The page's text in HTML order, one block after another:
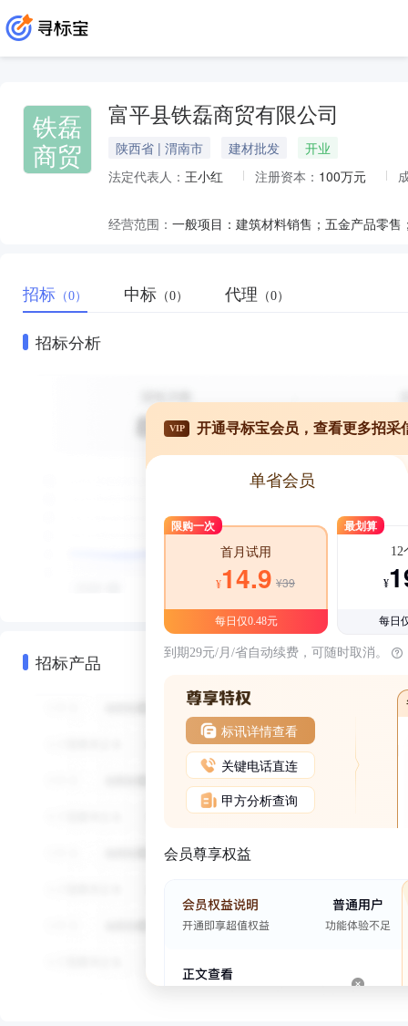
铁磊
商贸
富平县铁磊商贸有限公司
陕西省 | 渭南市 建材批发
开业
法定代表人： 王小红 注册资本： 100万元
经营范围：
招标 （0） 中标 （0） 代理 （0）
招标分析
招标产品
VIP 开通寻标宝会员，查看更多招采
单省会员
限购一次
首月试用
¥14.9 ¥39
每日仅0.48元
最划算
12
¥
每日
到期29元/月/省自动续费，可随时取消。
标讯详情查看
关键电话直连
甲方分析查询
会员尊享权益